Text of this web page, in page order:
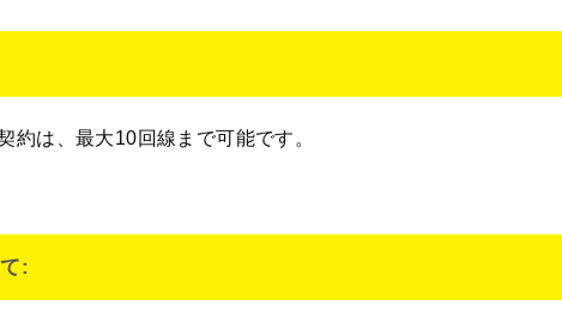
約は、最大10回線まで可能です。
: